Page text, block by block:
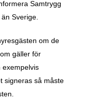
Samtrygg
Sverige.
om de
gäller för
exempelvis
signeras så måste